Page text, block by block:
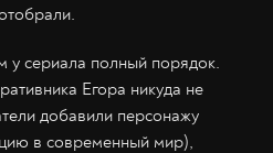
сериала полный порядок.
Егора никуда не
добавили персонажу
в современный мир),